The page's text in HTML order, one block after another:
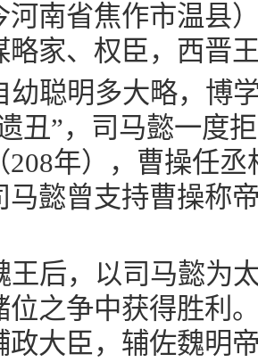
河南省焦作市温县
略家、权臣，西晋
幼聪明多大略，博
丑”，司马懿一度
208年），曹操任
马懿曾支持曹操称
王后，以司马懿为
位之争中获得胜利
政大臣，辅佐魏明